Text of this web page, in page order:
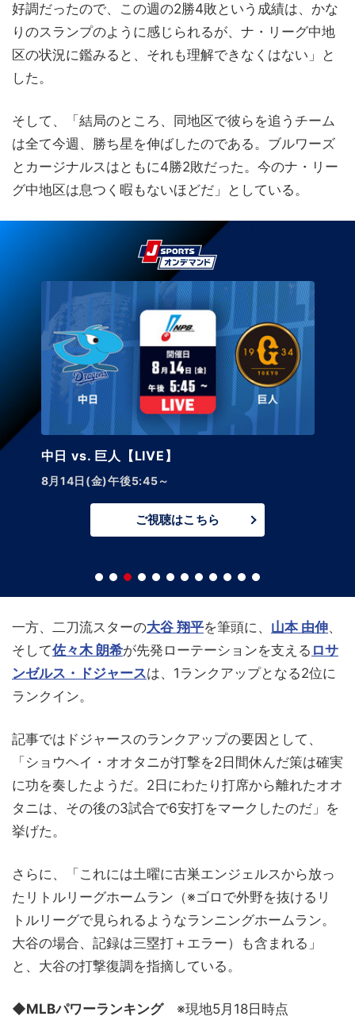
好調だったので、この週の2勝4敗という成績は、かな
りのスランプのように感じられるが、ナ・リーグ中地
区の状況に鑑みると、それも理解できなくはない」と
した。
そして、「結局のところ、同地区で彼らを追うチーム
は全て今週、勝ち星を伸ばしたのである。ブルワーズ
とカージナルスはともに4勝2敗だった。今のナ・リー
グ中地区は息つく暇もないほどだ」としている。
中日 vs. 巨人【LIVE】
8月14日(金)午後5:45～
ご視聴はこちら
一方、二刀流スターの大谷 翔平を筆頭に、 山本 由伸、
そして佐々木 朗希が先発ローテーションを支える ロサ
ンゼルス・ドジャースは、1ランクアップとなる2位に
ランクイン。
記事ではドジャースのランクアップの要因として、
「ショウヘイ・オオタニが打撃を2日間休んだ策は確実
に功を奏したようだ。2日にわたり打席から離れたオオ
タニは、その後の3試合で6安打をマークしたのだ」を
挙げた。
さらに、「これには土曜に古巣エンジェルスから放っ
たリトルリーグホームラン（※ゴロで外野を抜けるリ
トルリーグで見られるようなランニングホームラン。
大谷の場合、記録は三塁打＋エラー）も含まれる」
と、大谷の打撃復調を指摘している。
◆MLBパワーランキング※現地5月18日時点